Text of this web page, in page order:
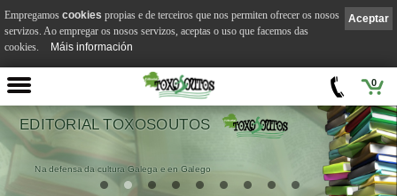
0
Aceptar
Empregamos cookies propias e de terceiros que nos permiten ofrecer os nosos
servizos. Ao empregar os nosos servizos, aceptas o uso que facemos das
cookies.
Máis información